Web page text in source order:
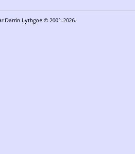
Darrin Lythgoe © 2001-2026.